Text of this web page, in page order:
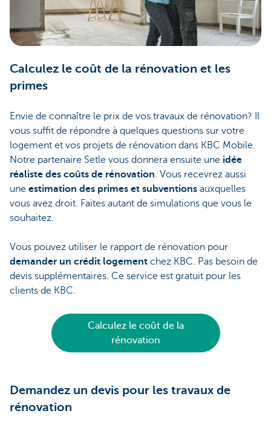
Calculez le coût de la rénovation et les
primes
Envie de connaître le prix de vos travaux de rénovation? Il
vous suffit de répondre à quelques questions sur votre
logement et vos projets de rénovation dans KBC Mobile.
Notre partenaire Setle vous donnera ensuite une idée
réaliste des coûts de rénovation. Vous recevrez aussi
une estimation des primes et subventions auxquelles
vous avez droit. Faites autant de simulations que vous le
souhaitez.
Vous pouvez utiliser le rapport de rénovation pour
demander un crédit logement chez KBC. Pas besoin de
devis supplémentaires. Ce service est gratuit pour les
clients de KBC.
Calculez le coût de la
rénovation
Demandez un devis pour les travaux de
rénovation